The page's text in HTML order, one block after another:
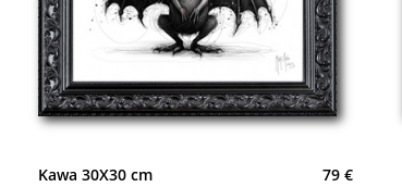
Kawa 30X30 cm
79 €